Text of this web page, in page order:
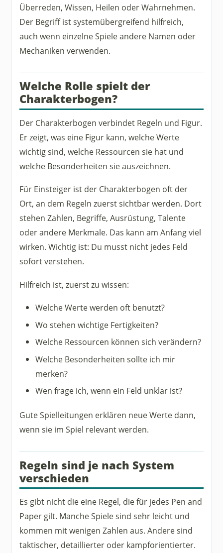
Überreden, Wissen, Heilen oder Wahrnehmen.
Der Begriff ist systemübergreifend hilfreich,
auch wenn einzelne Spiele andere Namen oder
Mechaniken verwenden.
Welche Rolle spielt der
Charakterbogen?
Der Charakterbogen verbindet Regeln und Figur.
Er zeigt, was eine Figur kann, welche Werte
wichtig sind, welche Ressourcen sie hat und
welche Besonderheiten sie auszeichnen.
Für Einsteiger ist der Charakterbogen oft der
Ort, an dem Regeln zuerst sichtbar werden. Dort
stehen Zahlen, Begriffe, Ausrüstung, Talente
oder andere Merkmale. Das kann am Anfang viel
wirken. Wichtig ist: Du musst nicht jedes Feld
sofort verstehen.
Hilfreich ist, zuerst zu wissen:
Welche Werte werden oft benutzt?
Wo stehen wichtige Fertigkeiten?
Welche Ressourcen können sich verändern?
Welche Besonderheiten sollte ich mir
merken?
Wen frage ich, wenn ein Feld unklar ist?
Gute Spielleitungen erklären neue Werte dann,
wenn sie im Spiel relevant werden.
Regeln sind je nach System
verschieden
Es gibt nicht die eine Regel, die für jedes Pen and
Paper gilt. Manche Spiele sind sehr leicht und
kommen mit wenigen Zahlen aus. Andere sind
taktischer, detaillierter oder kampforientierter.